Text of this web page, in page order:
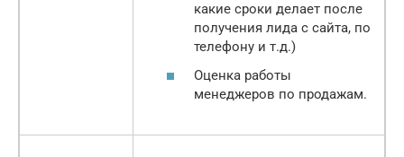
какие сроки делает после
получения лида с сайта, по
телефону и т.д.)
Оценка работы
менеджеров по продажам.